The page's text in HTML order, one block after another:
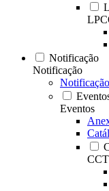
Notificação
Notificação
Eventos